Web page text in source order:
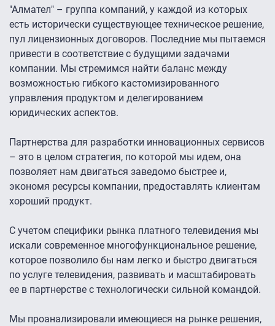
"Алмател" – группа компаний, у каждой из которых
есть исторически существующее техническое решение,
пул лицензионных договоров. Последние мы пытаемся
привести в соответствие с будущими задачами
компании. Мы стремимся найти баланс между
возможностью гибкого кастомизированного
управления продуктом и делегированием
юридических аспектов.
Партнерства для разработки инновационных сервисов
– это в целом стратегия, по которой мы идем, она
позволяет нам двигаться заведомо быстрее и,
экономя ресурсы компании, предоставлять клиентам
хороший продукт.
С учетом специфики рынка платного телевидения мы
искали современное многофункциональное решение,
которое позволило бы нам легко и быстро двигаться
по услуге телевидения, развивать и масштабировать
ее в партнерстве с технологически сильной командой.
Мы проанализировали имеющиеся на рынке решения,